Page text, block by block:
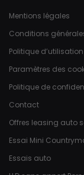
Pied de
Mentions légales
Conditions
Politique
Paramètres des
Politique de
Contact
Offres leasing auto
Essai Mini
Essais auto